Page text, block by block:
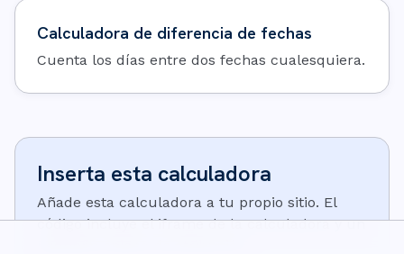
Calculadora de diferencia de fechas
Cuenta los días entre dos fechas cualesquiera.
Inserta esta calculadora
Añade esta calculadora a tu propio sitio. El
código incluye el iframe de la calculadora y un